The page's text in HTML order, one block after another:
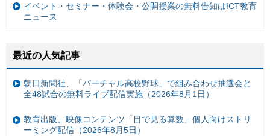
イベント・セミナー・体験会・公開授業の無料告知はICT教育
ニュース
最近の人気記事
朝日新聞社、「バーチャル高校野球」で組み合わせ抽選会と
全48試合の無料ライブ配信実施（2026年8月1日）
教育出版、映像コンテンツ「目で見る算数」個人向けストリ
ーミング配信（2026年8月5日）